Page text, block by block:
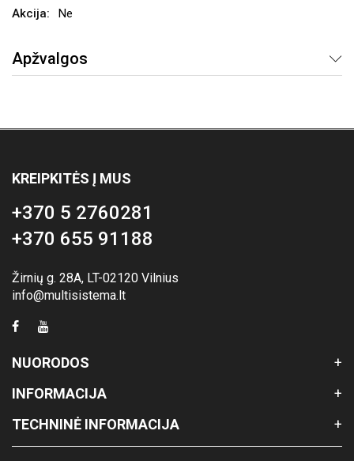
Ne
Apžvalgos
KREIPKITĖS Į MUS
+370 5 2760281
+370 655 91188
Žirnių g. 28A, LT-02120 Vilnius
info@multisistema.lt
NUORODOS
INFORMACIJA
TECHNINĖ INFORMACIJA